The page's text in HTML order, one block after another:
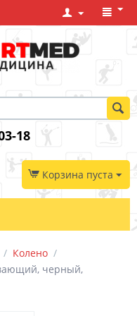
18
Корзина пуста
/ Колено /
черный,